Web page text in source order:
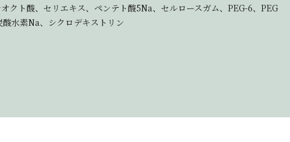
クト酸、セリエキス、ペンテト酸5Na、セルロースガム、PEG-6、PEG
水素Na、シクロデキストリン